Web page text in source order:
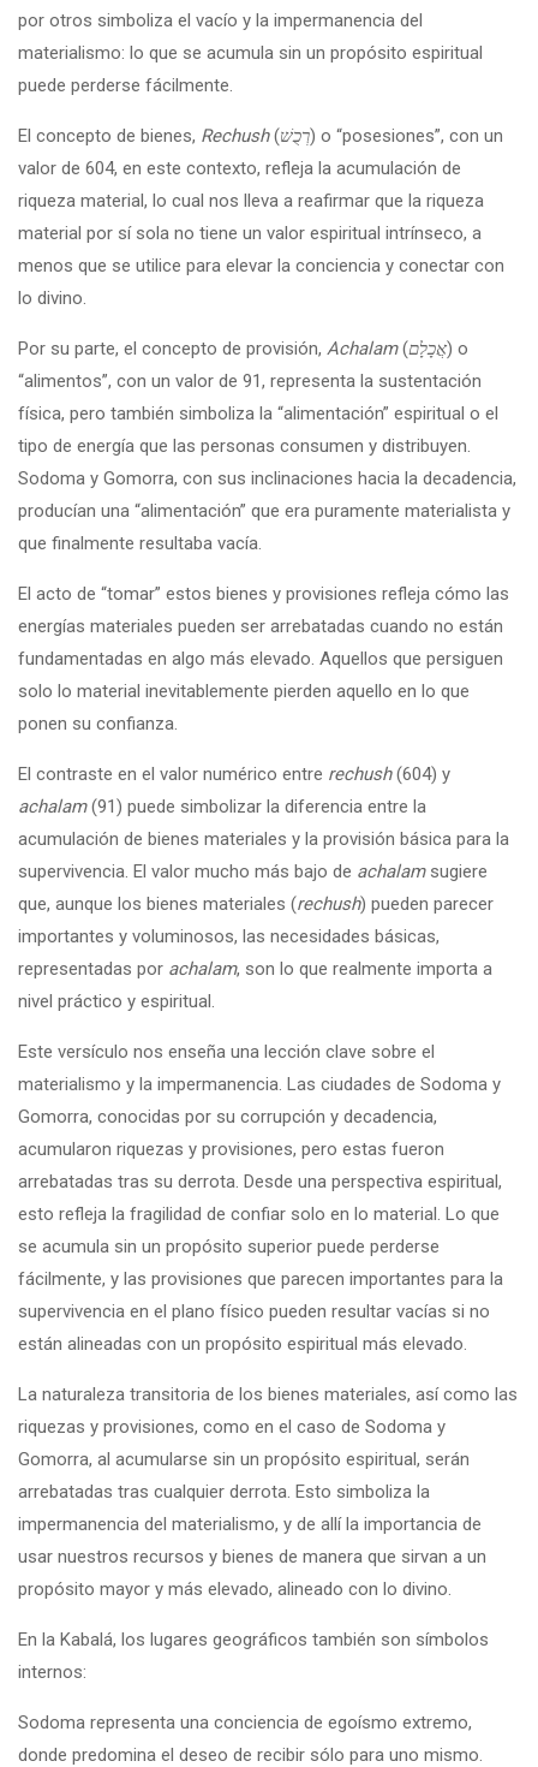
por otros simboliza el vacío y la impermanencia del
materialismo: lo que se acumula sin un propósito espiritual
puede perderse fácilmente.
El concepto de bienes, Rechush(רְכֻשׁ) o “posesiones”, con un
valor de 604, en este contexto, refleja la acumulación de
riqueza material, lo cual nos lleva a reafirmar que la riqueza
material por sí sola no tiene un valor espiritual intrínseco, a
menos que se utilice para elevar la conciencia y conectar con
lo divino.
Por su parte, el concepto de provisión, Achalam(אֲכָלָם) o
“alimentos”, con un valor de 91, representa la sustentación
física, pero también simboliza la “alimentación” espiritual o el
tipo de energía que las personas consumen y distribuyen.
Sodoma y Gomorra, con sus inclinaciones hacia la decadencia,
producían una “alimentación” que era puramente materialista y
que finalmente resultaba vacía.
El acto de “tomar” estos bienes y provisiones refleja cómo las
energías materiales pueden ser arrebatadas cuando no están
fundamentadas en algo más elevado. Aquellos que persiguen
solo lo material inevitablemente pierden aquello en lo que
ponen su confianza.
El contraste en el valor numérico entre rechush(604) y
achalam(91) puede simbolizar la diferencia entre la
acumulación de bienes materiales y la provisión básica para la
supervivencia. El valor mucho más bajo de achalamsugiere
que, aunque los bienes materiales (rechush) pueden parecer
importantes y voluminosos, las necesidades básicas,
representadas por achalam, son lo que realmente importa a
nivel práctico y espiritual.
Este versículo nos enseña una lección clave sobre el
materialismo y la impermanencia. Las ciudades de Sodoma y
Gomorra, conocidas por su corrupción y decadencia,
acumularon riquezas y provisiones, pero estas fueron
arrebatadas tras su derrota. Desde una perspectiva espiritual,
esto refleja la fragilidad de confiar solo en lo material. Lo que
se acumula sin un propósito superior puede perderse
fácilmente, y las provisiones que parecen importantes para la
supervivencia en el plano físico pueden resultar vacías si no
están alineadas con un propósito espiritual más elevado.
La naturaleza transitoria de los bienes materiales, así como las
riquezas y provisiones, como en el caso de Sodoma y
Gomorra, al acumularse sin un propósito espiritual, serán
arrebatadas tras cualquier derrota. Esto simboliza la
impermanencia del materialismo, y de allí la importancia de
usar nuestros recursos y bienes de manera que sirvan a un
propósito mayor y más elevado, alineado con lo divino.
En la Kabalá, los lugares geográficos también son símbolos
internos:
Sodoma representa una conciencia de egoísmo extremo,
donde predomina el deseo de recibir sólo para uno mismo.